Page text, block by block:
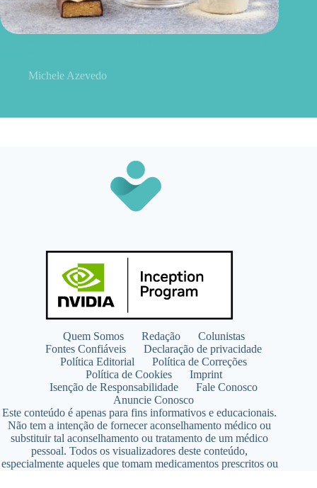
Michele Azevedo
Quem Somos Redação
Colunistas
Fontes Confiáveis
Declaração de privacidade
Política Editorial
Política de Correções
Política de Cookies
Imprint
Isenção de Responsabilidade
Fale Conosco
Anuncie Conosco
Este conteúdo é apenas para fins informativos e educacionais.
Não tem a intenção de fornecer aconselhamento médico ou
substituir tal aconselhamento ou tratamento de um médico
pessoal. Todos os visualizadores deste conteúdo,
especialmente aqueles que tomam medicamentos prescritos ou